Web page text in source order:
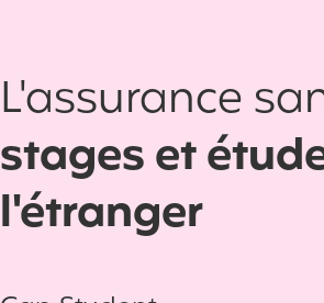
L'assurance
stages et
l'étranger